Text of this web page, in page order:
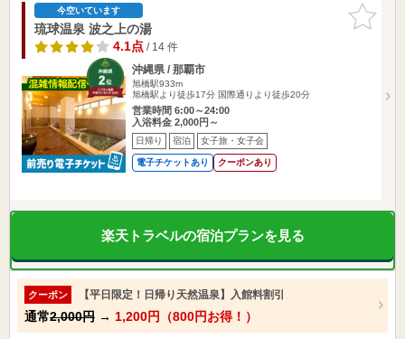
お気に入
りに追加
今空いています
琉球温泉 波之上の湯
4.1点/ 14 件
沖縄県 / 那覇市
旭橋駅933m
旭橋駅より徒歩17分 国際通りより徒歩20分
営業時間 6:00～24:00
入浴料金 2,000円～
日帰り 宿泊 女子旅・女子会
電子チケットあり クーポンあり
楽天トラベルの宿泊プランを見る
クーポン 【平日限定！日帰り天然温泉】入館料割引
通常2,000円 → 1,200円（800円お得！）